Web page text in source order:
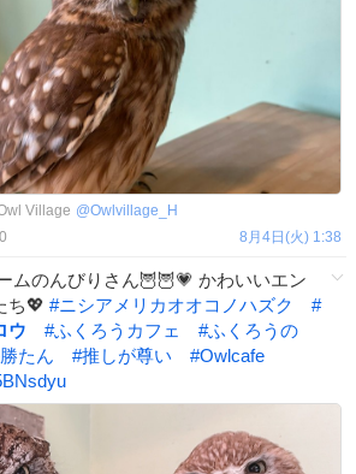
Village @Owlvillage_H
8月4日(火) 1:38
ムのんびりさん🦉🦉💗 かわいいエン
ち💖 #ニシアメリカオオコノハズク
#
ウ
#ふくろうカフェ #ふくろうの
たん #推しが尊い #Owlcafe